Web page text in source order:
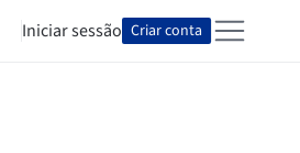
Iniciar sessão Criar conta